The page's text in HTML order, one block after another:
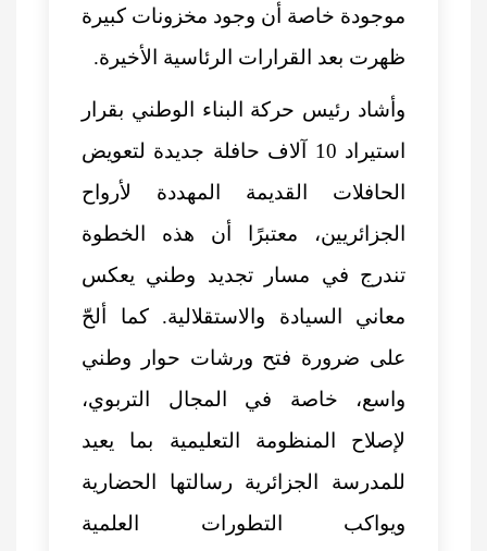
موجودة خاصة أن وجود مخزونات كبيرة
ظهرت بعد القرارات الرئاسية الأخيرة.
وأشاد رئيس حركة البناء الوطني بقرار
استيراد 10 آلاف حافلة جديدة لتعويض
الحافلات القديمة المهددة لأرواح
الجزائريين، معتبرًا أن هذه الخطوة
تندرج في مسار تجديد وطني يعكس
معاني السيادة والاستقلالية. كما ألحّ
على ضرورة فتح ورشات حوار وطني
واسع، خاصة في المجال التربوي،
لإصلاح المنظومة التعليمية بما يعيد
للمدرسة الجزائرية رسالتها الحضارية
ويواكب التطورات العلمية